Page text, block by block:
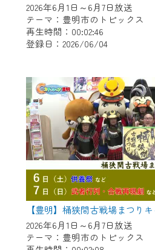
2026年6月1日～6月7日放送
テーマ：豊明市のトピックス
再生時間：00:02:46
登録日：2026/06/04
【豊明】桶狭間古戦場まつり
2026年6月1日～6月7日放送
テーマ：豊明市のトピックス